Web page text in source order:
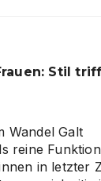
gegen
Chaos
Stil
Wandel Galt
reine
in letzter